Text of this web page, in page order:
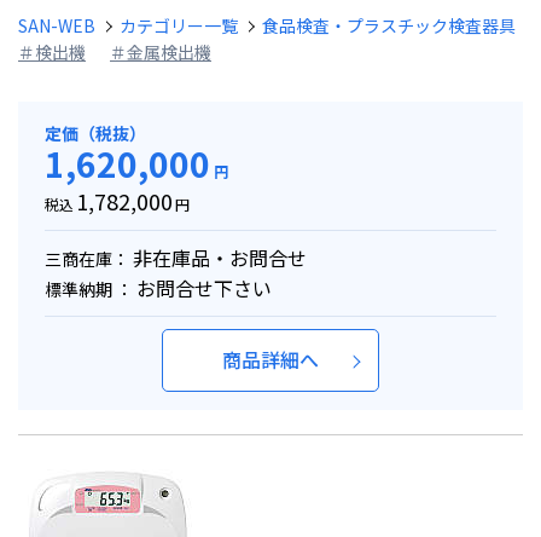
SAN-WEB カテゴリー一覧
食品検査・プラスチック検査器具
＃検出機
＃金属検出機
定価（税抜）
1,620,000 円
税込 1,782,000円
三商在庫： 非在庫品・お問合せ
標準納期 ： お問合せ下さい
商品詳細へ